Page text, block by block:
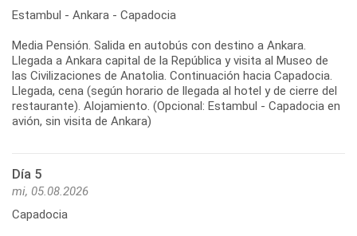
Estambul - Ankara - Capadocia
Media Pensión. Salida en autobús con destino a Ankara.
Llegada a Ankara capital de la República y visita al Museo de
las Civilizaciones de Anatolia. Continuación hacia Capadocia.
Llegada, cena (según horario de llegada al hotel y de cierre del
restaurante). Alojamiento. (Opcional: Estambul - Capadocia en
avión, sin visita de Ankara)
Día 5
mi, 05.08.2026
Capadocia